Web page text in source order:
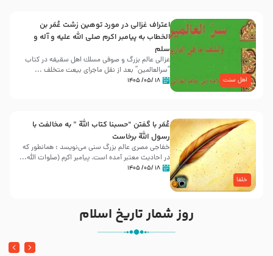
اهل سنت
اعتراف غزالی در مورد توهین زشت عُمَر بن
الخطاب به پیامبر اکرم صلی الله علیه و آله و
سلم
غزالی عالم بزرگ و صوفی مسلك اهل سقيفه در کتاب
“سرالعالمین” بعد از نقل ماجرای بیعت متخلف ...
۱۸ /۰۵/ ۱۴۰۵
خلفا
عُمَر با گفتن “حسبنا كتاب اللّه ” به مخالفت با
رسول اللّه برخاست
خفاجی مصری عالم بزرگ سنی می‌نویسد : همانطور که
در احادیث معتبر آمده است، پیامبر اکرم (صلوات اللّه...
۱۸ /۰۵/ ۱۴۰۵
روز شمار تاریخ اسلام